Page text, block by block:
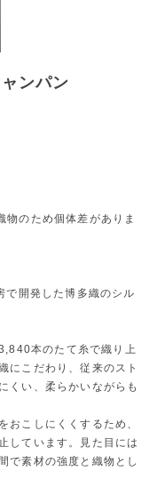
ンパン
のため個体差がありま
で開発した博多織のシル
本のたて糸で織り上
にこだわり、従来のスト
くい、柔らかいながらも
おこしにくくするため、
しています。見た目には
で素材の強度と織物とし